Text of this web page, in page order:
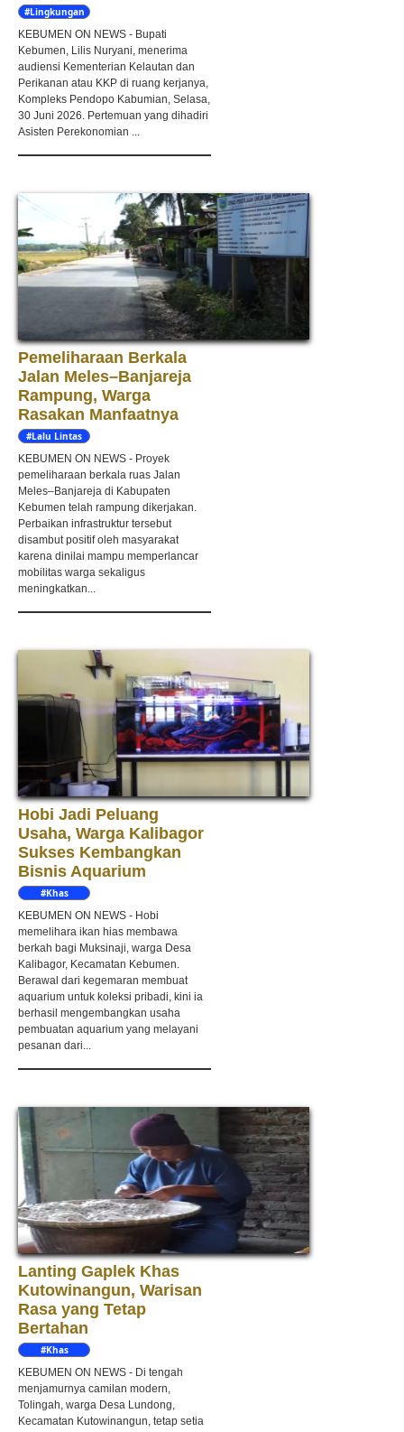
#Lingkungan
KEBUMEN ON NEWS - Bupati
Kebumen, Lilis Nuryani, menerima
audiensi Kementerian Kelautan dan
Perikanan atau KKP di ruang kerjanya,
Kompleks Pendopo Kabumian, Selasa,
30 Juni 2026. Pertemuan yang dihadiri
Asisten Perekonomian ...
Pemeliharaan Berkala
Jalan Meles–Banjareja
Rampung, Warga
Rasakan Manfaatnya
#Lalu Lintas
KEBUMEN ON NEWS - Proyek
pemeliharaan berkala ruas Jalan
Meles–Banjareja di Kabupaten
Kebumen telah rampung dikerjakan.
Perbaikan infrastruktur tersebut
disambut positif oleh masyarakat
karena dinilai mampu memperlancar
mobilitas warga sekaligus
meningkatkan...
Hobi Jadi Peluang
Usaha, Warga Kalibagor
Sukses Kembangkan
Bisnis Aquarium
#Khas
KEBUMEN ON NEWS - Hobi
memelihara ikan hias membawa
berkah bagi Muksinaji, warga Desa
Kalibagor, Kecamatan Kebumen.
Berawal dari kegemaran membuat
aquarium untuk koleksi pribadi, kini ia
berhasil mengembangkan usaha
pembuatan aquarium yang melayani
pesanan dari...
Lanting Gaplek Khas
Kutowinangun, Warisan
Rasa yang Tetap
Bertahan
#Khas
KEBUMEN ON NEWS - Di tengah
menjamurnya camilan modern,
Tolingah, warga Desa Lundong,
Kecamatan Kutowinangun, tetap setia